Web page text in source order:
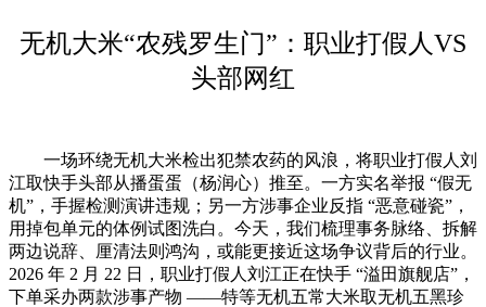
无机大米“农残罗生门”：职业打假人VS
头部网红
一场环绕无机大米检出犯禁农药的风浪，将职业打假人刘
江取快手头部从播蛋蛋（杨润心）推至。一方实名举报 “假无
机”，手握检测演讲违规；另一方涉事企业反指 “恶意碰瓷”，
用掉包单元的体例试图洗白。今天，我们梳理事务脉络、拆解
两边说辞、厘清法则鸿沟，或能更接近这场争议背后的行业。
2026 年 2 月 22 日，职业打假人刘江正在快手 “溢田旗舰店”，
下单采办两款涉事产物 ——特等无机五常大米取无机五黑珍